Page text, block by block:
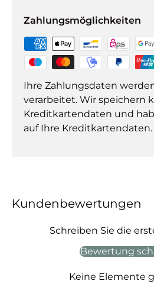
Zahlungsmöglichkeiten
Ihre Zahlungsdaten
verarbeitet. Wir speichern
Kreditkartendaten und
auf Ihre Kreditkartendaten.
Kundenbewertungen
Schreiben Sie die
Bewertung
Keine Elemente